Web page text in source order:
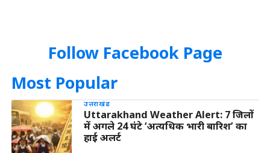
Follow Facebook Page
Most Popular
उत्तराखंड
Uttarakhand Weather Alert: 7 जिलों
में अगले 24 घंटे ‘अत्यधिक भारी बारिश’ का
हाई अलर्ट